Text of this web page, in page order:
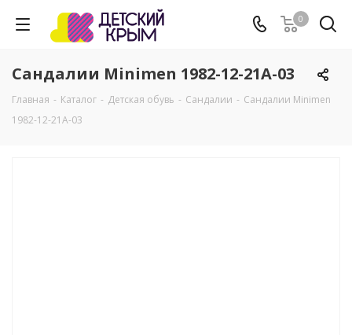
0
Сандалии Minimen 1982-12-21A-03
Главная - Каталог - Детская обувь - Сандалии - Сандалии Minimen
1982-12-21A-03